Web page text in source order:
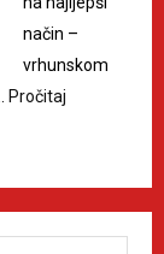
način –
vrhunskom
Pročitaj